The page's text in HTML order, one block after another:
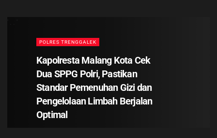
POLRES TRENGGALEK
Kapolresta Malang Kota Cek
Dua SPPG Polri, Pastikan
Standar Pemenuhan Gizi dan
Pengelolaan Limbah Berjalan
Optimal